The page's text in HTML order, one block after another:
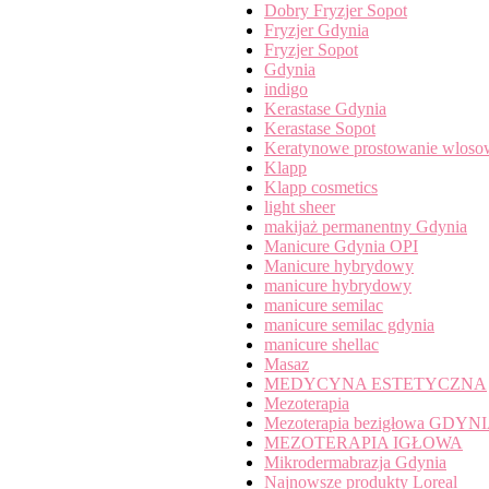
Dobry Fryzjer Sopot
Fryzjer Gdynia
Fryzjer Sopot
Gdynia
indigo
Kerastase Gdynia
Kerastase Sopot
Keratynowe prostowanie
Klapp
Klapp cosmetics
light sheer
makijaż permanentny Gdynia
Manicure Gdynia OPI
Manicure hybrydowy
manicure hybrydowy
manicure semilac
manicure semilac gdynia
manicure shellac
Masaz
MEDYCYNA ESTETYCZNA
Mezoterapia
Mezoterapia bezigłowa
MEZOTERAPIA IGŁOWA
Mikrodermabrazja Gdynia
Najnowsze produkty Loreal